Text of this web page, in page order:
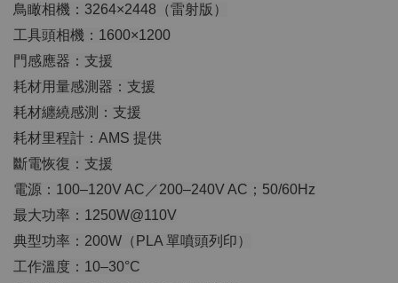
鳥瞰相機：3264×2448（雷射版）
工具頭相機：1600×1200
門感應器：支援
耗材用量感測器：支援
耗材纏繞感測：支援
耗材里程計：AMS 提供
斷電恢復：支援
電源：100–120V AC／200–240V AC；50/60Hz
最大功率：1250W@110V
典型功率：200W（PLA 單噴頭列印）
工作溫度：10–30°C